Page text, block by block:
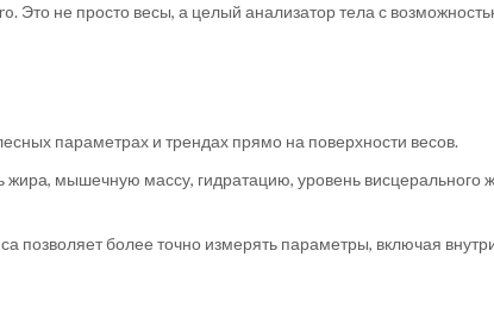
Это не просто весы, а целый анализатор тела с
параметрах и трендах прямо на поверхности весов.
жира, мышечную массу, гидратацию, уровень
позволяет более точно измерять параметры, включая